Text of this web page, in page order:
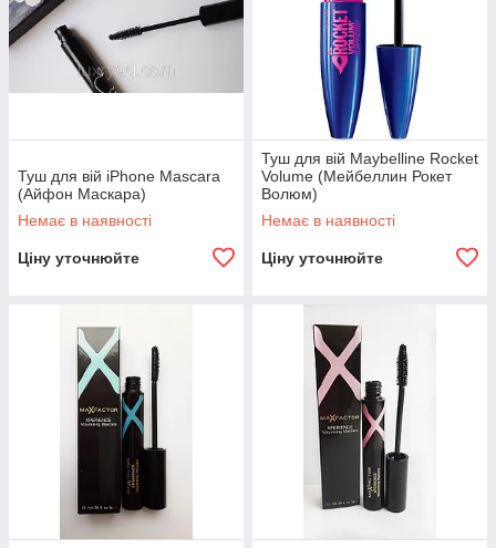
Туш для вій iPhone Mascara
(Айфон Маскара)
Немає в наявності
Ціну уточнюйте
Туш для вій Maybelline Rocket
Volume (Мейбеллин Рокет
Волюм)
Немає в наявності
Ціну уточнюйте